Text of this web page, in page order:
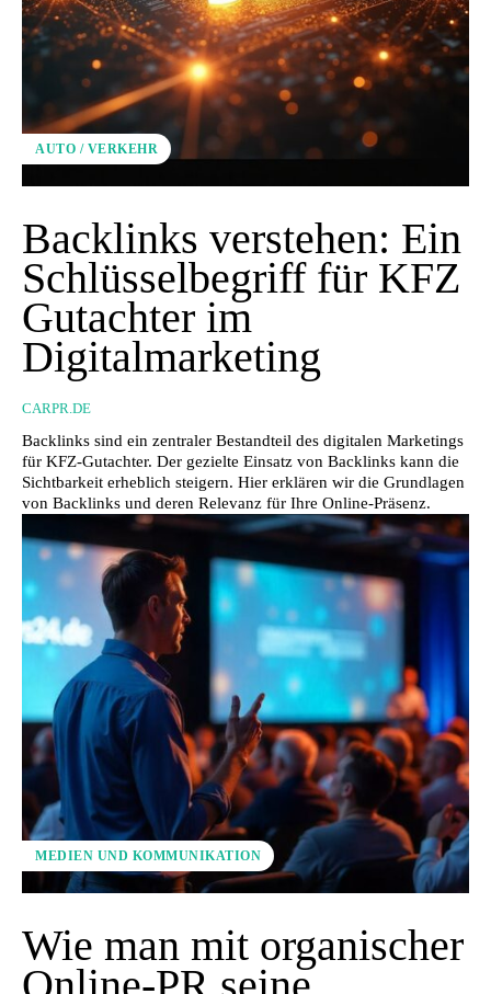
AUTO / VERKEHR
Backlinks verstehen: Ein
Schlüsselbegriff für KFZ
Gutachter im
Digitalmarketing
CARPR.DE
Backlinks sind ein zentraler Bestandteil des digitalen Marketings
für KFZ-Gutachter. Der gezielte Einsatz von Backlinks kann die
Sichtbarkeit erheblich steigern. Hier erklären wir die Grundlagen
von Backlinks und deren Relevanz für Ihre Online-Präsenz.
MEDIEN UND KOMMUNIKATION
Wie man mit organischer